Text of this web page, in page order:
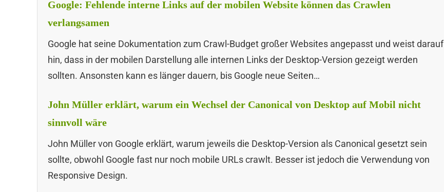
Google: Fehlende interne Links auf der mobilen Website können das Crawlen
verlangsamen
Google hat seine Dokumentation zum Crawl-Budget großer Websites angepasst und weist darauf
hin, dass in der mobilen Darstellung alle internen Links der Desktop-Version gezeigt werden
sollten. Ansonsten kann es länger dauern, bis Google neue Seiten…
John Müller erklärt, warum ein Wechsel der Canonical von Desktop auf Mobil nicht
sinnvoll wäre
John Müller von Google erklärt, warum jeweils die Desktop-Version als Canonical gesetzt sein
sollte, obwohl Google fast nur noch mobile URLs crawlt. Besser ist jedoch die Verwendung von
Responsive Design.